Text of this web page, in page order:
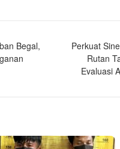
Begal,
Perkuat
Rutan
Evaluasi